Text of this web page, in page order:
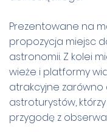
Prezentowane na
propozycja miejsc
astronomii. Z kolei
wieże i platformy
atrakcyjne
astroturystów,
przygodę z